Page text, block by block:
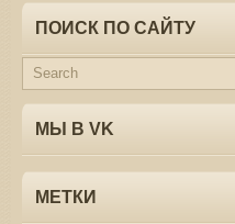
ПОИСК ПО САЙТУ
МЫ В VK
МЕТКИ